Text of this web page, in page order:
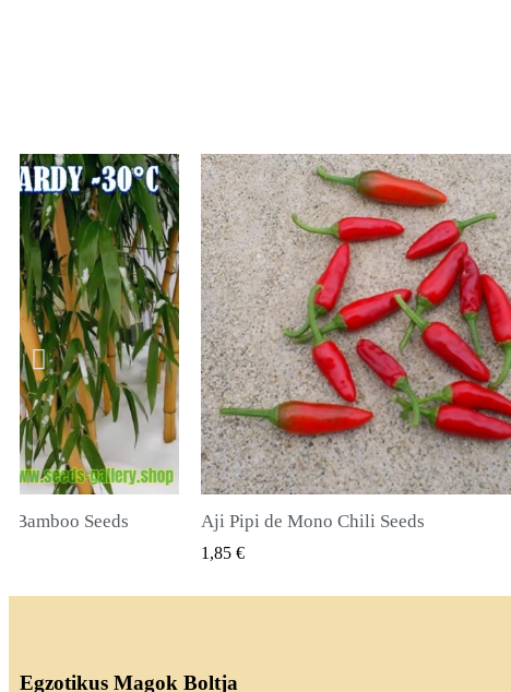
Seeds GYORSNÉZET
True Lavender Seeds
2,00 €
Egzotikus Magok Boltja